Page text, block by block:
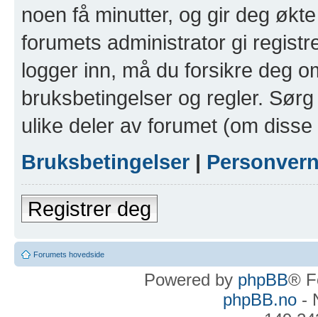
noen få minutter, og gir deg
forumets administrator gi
logger inn, må du forsikre deg
bruksbetingelser og regler.
ulike deler av forumet (om
Bruksbetingelser |
Registrer deg
Forumets hovedside
Powered by phpBB®
phpBB.no-